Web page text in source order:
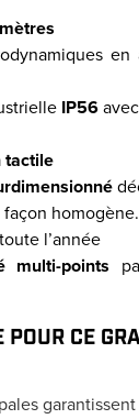
IP56
tactile
homogène.
toute l’année
multi-points
POUR CE